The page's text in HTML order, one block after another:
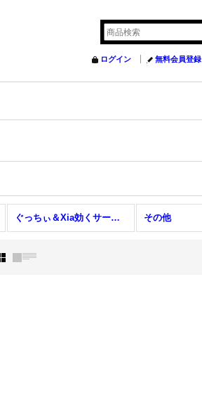
ログイン 無料会員登録
ぐっちぃ＆Xia効くサーブのアイディア100選 その他